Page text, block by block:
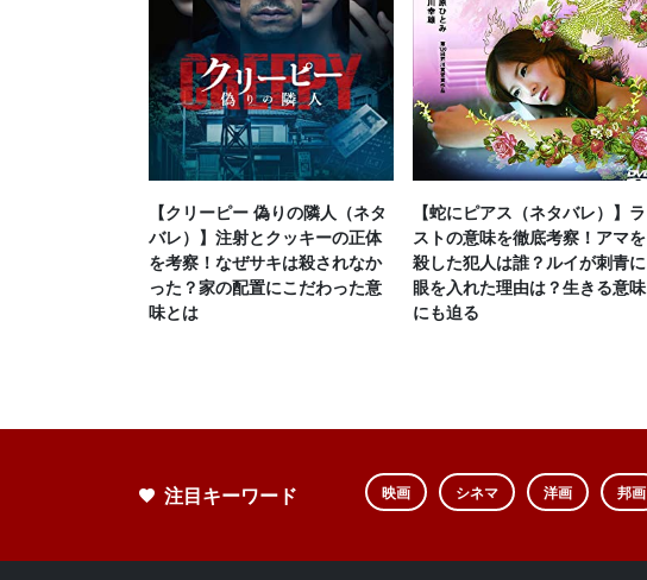
【クリーピー 偽りの隣人（ネタ
バレ）】注射とクッキーの正体
を考察！なぜサキは殺されなか
った？家の配置にこだわった意
味とは
【蛇にピアス（ネタバレ）】ラ
ストの意味を徹底考察！アマを
殺した犯人は誰？ルイが刺青に
眼を入れた理由は？生きる意味
にも迫る
注目キーワード 映画 シネマ 洋画 邦画